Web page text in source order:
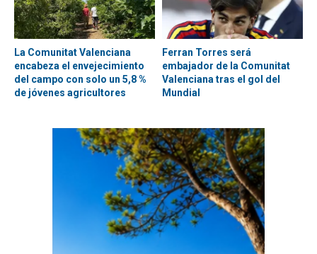
La Comunitat Valenciana
encabeza el envejecimiento
del campo con solo un 5,8 %
de jóvenes agricultores
Ferran Torres será
embajador de la Comunitat
Valenciana tras el gol del
Mundial